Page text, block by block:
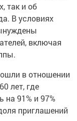
так и об
В условиях
включая
в отношении
лет, где
на 91% и 97%
приглашений